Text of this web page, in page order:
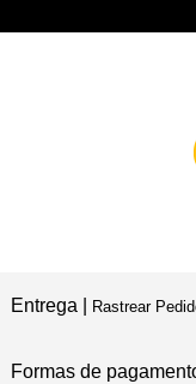
Entrega | Rastrear
Formas de